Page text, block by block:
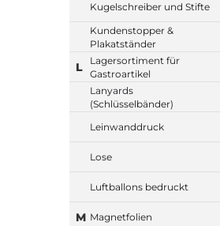
Kugelschreiber und Stifte
Kundenstopper &
Plakatständer
L
Lagersortiment für
Gastroartikel
Lanyards
(Schlüsselbänder)
Leinwanddruck
Lose
Luftballons bedruckt
M Magnetfolien